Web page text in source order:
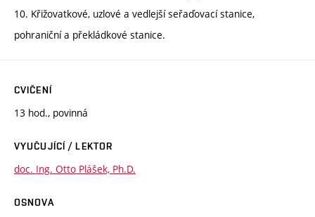
10. Křižovatkové, uzlové a vedlejší seřaďovací stanice,
pohraniční a překládkové stanice.
CVIČENÍ
13 hod., povinná
VYUČUJÍCÍ / LEKTOR
doc. Ing. Otto Plášek, Ph.D.
OSNOVA